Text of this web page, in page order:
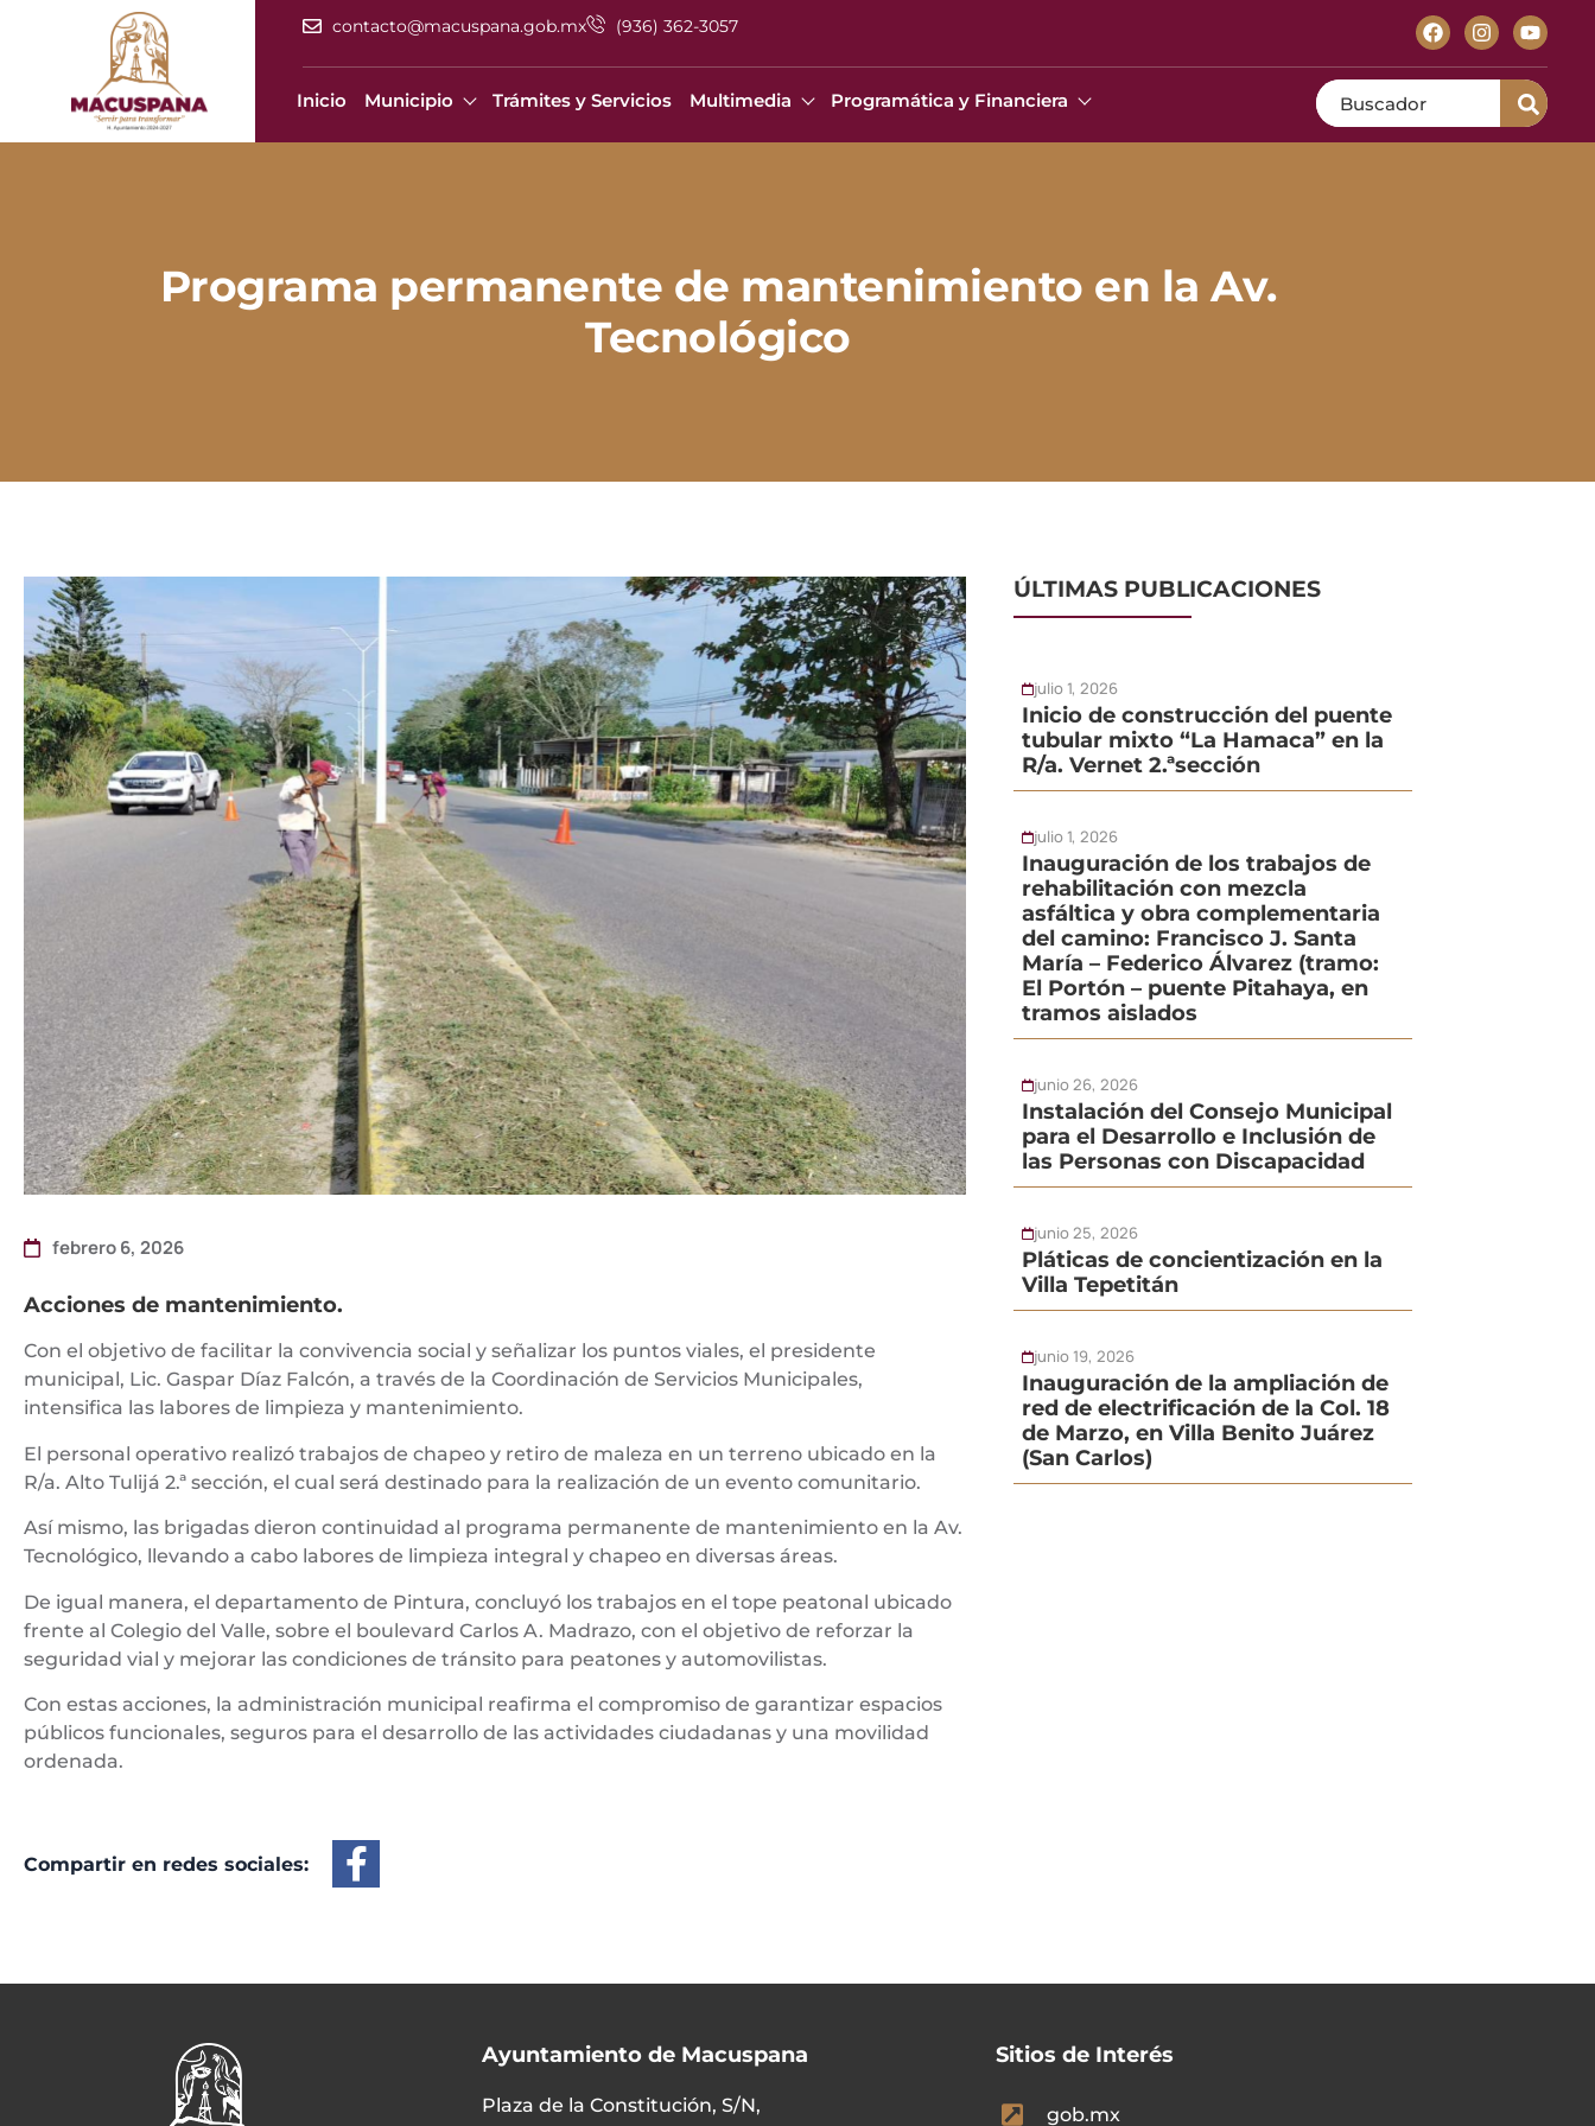
contacto@macuspana.gob.mx (936) 362-3057
Inicio Municipio Trámites y Servicios Multimedia Programática y Financiera
Search
Programa permanente de mantenimiento en la Av.
Tecnológico
febrero 6, 2026
Acciones de mantenimiento.
Con el objetivo de facilitar la convivencia social y señalizar los puntos viales, el presidente
municipal, Lic. Gaspar Díaz Falcón, a través de la Coordinación de Servicios Municipales,
intensifica las labores de limpieza y mantenimiento.
El personal operativo realizó trabajos de chapeo y retiro de maleza en un terreno ubicado en la
R/a. Alto Tulijá 2.ª sección, el cual será destinado para la realización de un evento comunitario.
Así mismo, las brigadas dieron continuidad al programa permanente de mantenimiento en la Av.
Tecnológico, llevando a cabo labores de limpieza integral y chapeo en diversas áreas.
De igual manera, el departamento de Pintura, concluyó los trabajos en el tope peatonal ubicado
frente al Colegio del Valle, sobre el boulevard Carlos A. Madrazo, con el objetivo de reforzar la
seguridad vial y mejorar las condiciones de tránsito para peatones y automovilistas.
Con estas acciones, la administración municipal reafirma el compromiso de garantizar espacios
públicos funcionales, seguros para el desarrollo de las actividades ciudadanas y una movilidad
ordenada.
Compartir en redes sociales:
ÚLTIMAS PUBLICACIONES
julio 1, 2026
Inicio de construcción del puente
tubular mixto “La Hamaca” en la
R/a. Vernet 2.ªsección
julio 1, 2026
Inauguración de los trabajos de
rehabilitación con mezcla
asfáltica y obra complementaria
del camino: Francisco J. Santa
María – Federico Álvarez (tramo:
El Portón – puente Pitahaya, en
tramos aislados
junio 26, 2026
Instalación del Consejo Municipal
para el Desarrollo e Inclusión de
las Personas con Discapacidad
junio 25, 2026
Pláticas de concientización en la
Villa Tepetitán
junio 19, 2026
Inauguración de la ampliación de
red de electrificación de la Col. 18
de Marzo, en Villa Benito Juárez
(San Carlos)
Ayuntamiento de Macuspana
Plaza de la Constitución, S/N,
Sitios de Interés
gob.mx